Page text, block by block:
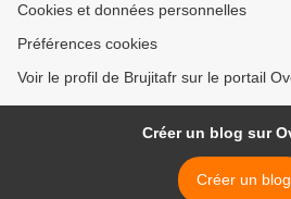
Cookies et données personnelles
Préférences cookies
Voir le profil de Brujitafr sur le portail
Créer un blog sur
Créer un blog